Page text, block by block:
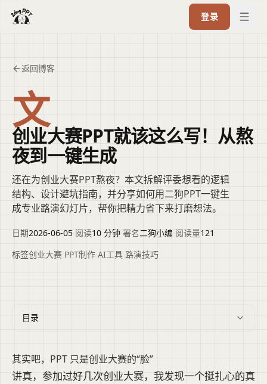
登录
返回博客
文
创业大赛PPT就该这么写！从熬
夜到一键生成
还在为创业大赛PPT熬夜？本文拆解评委想看的逻辑
结构、设计避坑指南，并分享如何用二狗PPT一键生
成专业路演幻灯片，帮你把精力省下来打磨想法。
日期2026-06-05 阅读10 分钟 署名二狗小编 阅读量121
标签创业大赛 PPT制作 AI工具 路演技巧
目录
其实吧，PPT 只是创业大赛的“脸”
讲真，参加过好几次创业大赛，我发现一个挺扎心的真